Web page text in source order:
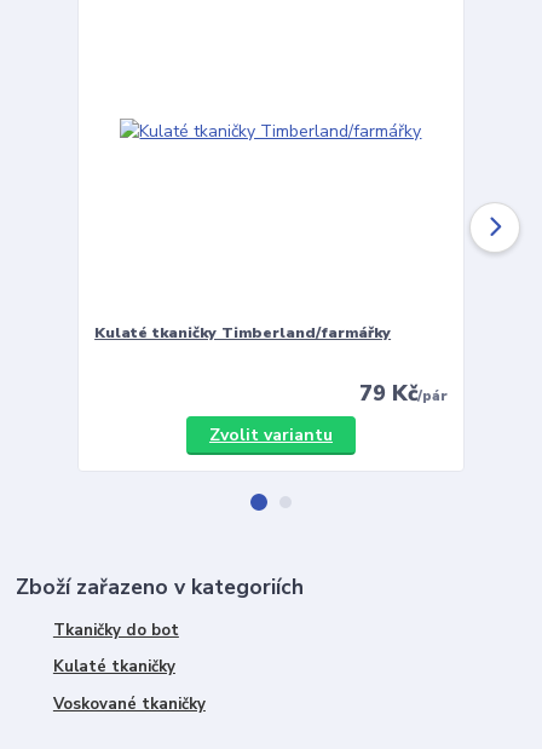
Kulaté tkaničky Timberland/farmářky
79 Kč/pár
Zvolit variantu
Zboží zařazeno v kategoriích
Tkaničky do bot
Kulaté tkaničky
Voskované tkaničky